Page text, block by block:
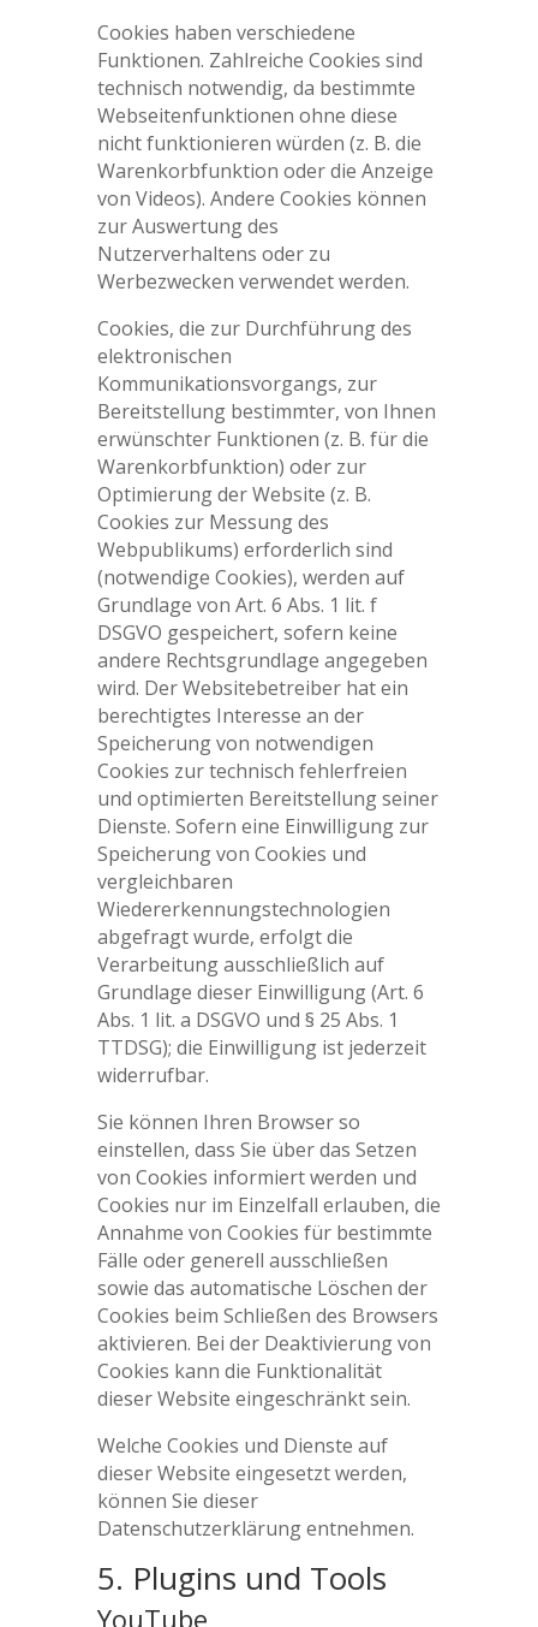
Cookies haben verschiedene
Funktionen. Zahlreiche Cookies sind
technisch notwendig, da bestimmte
Webseitenfunktionen ohne diese
nicht funktionieren würden (z. B. die
Warenkorbfunktion oder die Anzeige
von Videos). Andere Cookies können
zur Auswertung des
Nutzerverhaltens oder zu
Werbezwecken verwendet werden.
Cookies, die zur Durchführung des
elektronischen
Kommunikationsvorgangs, zur
Bereitstellung bestimmter, von Ihnen
erwünschter Funktionen (z. B. für die
Warenkorbfunktion) oder zur
Optimierung der Website (z. B.
Cookies zur Messung des
Webpublikums) erforderlich sind
(notwendige Cookies), werden auf
Grundlage von Art. 6 Abs. 1 lit. f
DSGVO gespeichert, sofern keine
andere Rechtsgrundlage angegeben
wird. Der Websitebetreiber hat ein
berechtigtes Interesse an der
Speicherung von notwendigen
Cookies zur technisch fehlerfreien
und optimierten Bereitstellung seiner
Dienste. Sofern eine Einwilligung zur
Speicherung von Cookies und
vergleichbaren
Wiedererkennungstechnologien
abgefragt wurde, erfolgt die
Verarbeitung ausschließlich auf
Grundlage dieser Einwilligung (Art. 6
Abs. 1 lit. a DSGVO und § 25 Abs. 1
TTDSG); die Einwilligung ist jederzeit
widerrufbar.
Sie können Ihren Browser so
einstellen, dass Sie über das Setzen
von Cookies informiert werden und
Cookies nur im Einzelfall erlauben, die
Annahme von Cookies für bestimmte
Fälle oder generell ausschließen
sowie das automatische Löschen der
Cookies beim Schließen des Browsers
aktivieren. Bei der Deaktivierung von
Cookies kann die Funktionalität
dieser Website eingeschränkt sein.
Welche Cookies und Dienste auf
dieser Website eingesetzt werden,
können Sie dieser
Datenschutzerklärung entnehmen.
5. Plugins und Tools
YouTube